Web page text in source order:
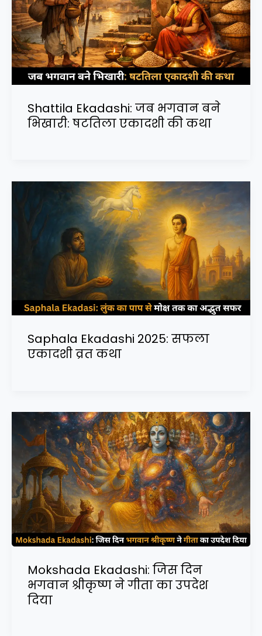
Shattila Ekadashi: जब भगवान बने
भिखारी: षटतिला एकादशी की कथा
Saphala Ekadashi 2025: सफला
एकादशी व्रत कथा
Mokshada Ekadashi: जिस दिन
भगवान श्रीकृष्ण ने गीता का उपदेश
दिया